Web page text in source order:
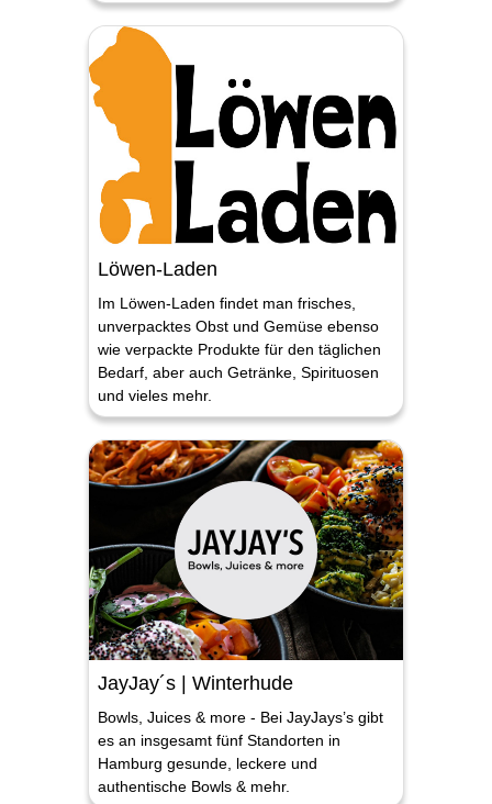
Löwen-Laden
Im Löwen-Laden findet man frisches,
unverpacktes Obst und Gemüse ebenso
wie verpackte Produkte für den täglichen
Bedarf, aber auch Getränke, Spirituosen
und vieles mehr.
JayJay´s | Winterhude
Bowls, Juices & more - Bei JayJays’s gibt
es an insgesamt fünf Standorten in
Hamburg gesunde, leckere und
authentische Bowls & mehr.